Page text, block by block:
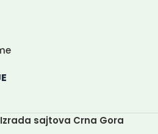
Izrada sajtova Crna Gora